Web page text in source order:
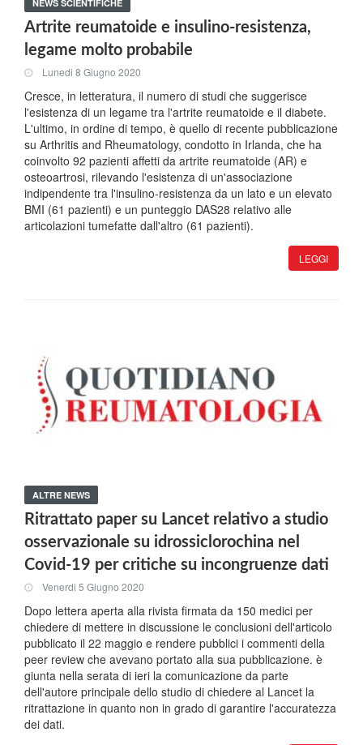
NEWS SCIENTIFICHE
Artrite reumatoide e insulino-resistenza,
legame molto probabile
Lunedi 8 Giugno 2020
Cresce, in letteratura, il numero di studi che suggerisce
l'esistenza di un legame tra l'artrite reumatoide e il diabete.
L'ultimo, in ordine di tempo, è quello di recente pubblicazione
su Arthritis and Rheumatology, condotto in Irlanda, che ha
coinvolto 92 pazienti affetti da artrite reumatoide (AR) e
osteoartrosi, rilevando l'esistenza di un'associazione
indipendente tra l'insulino-resistenza da un lato e un elevato
BMI (61 pazienti) e un punteggio DAS28 relativo alle
articolazioni tumefatte dall'altro (61 pazienti).
LEGGI
ALTRE NEWS
Ritrattato paper su Lancet relativo a studio
osservazionale su idrossiclorochina nel
Covid-19 per critiche su incongruenze dati
Venerdi 5 Giugno 2020
Dopo lettera aperta alla rivista firmata da 150 medici per
chiedere di mettere in discussione le conclusioni dell'articolo
pubblicato il 22 maggio e rendere pubblici i commenti della
peer review che avevano portato alla sua pubblicazione. è
giunta nella serata di ieri la comunicazione da parte
dell'autore principale dello studio di chiedere al Lancet la
ritrattazione in quanto non in grado di garantire l'accuratezza
dei dati.